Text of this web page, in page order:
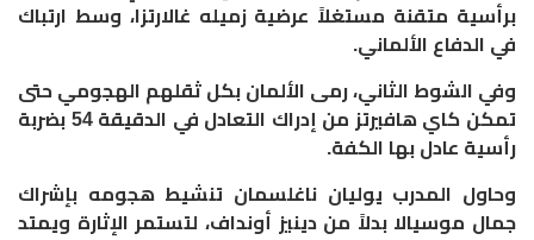
برأسية متقنة مستغلاً عرضية زميله غالارتزا، وسط ارتباك
في الدفاع الألماني.
وفي الشوط الثاني، رمى الألمان بكل ثقلهم الهجومي حتى
تمكن كاي هافيرتز من إدراك التعادل في الدقيقة 54 بضربة
رأسية عادل بها الكفة.
وحاول المدرب يوليان ناغلسمان تنشيط هجومه بإشراك
جمال موسيالا بدلاً من دينيز أونداف، لتستمر الإثارة ويمتد